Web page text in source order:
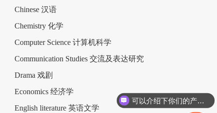
Chinese 汉语
Chemistry 化学
Computer Science 计算机科学
Communication Studies 交流及表达研究
Drama 戏剧
Economics 经济学
English literature 英语文学
可以介绍下你们的产品么？